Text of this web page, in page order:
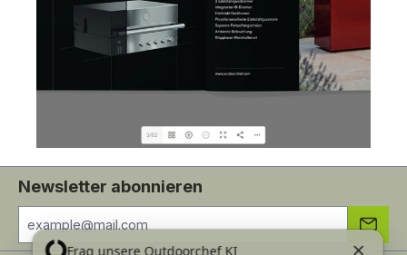
Newsletter abonnieren